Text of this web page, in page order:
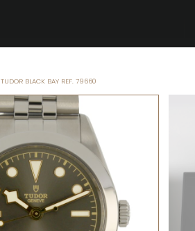
TUDOR BLACK BAY REF. 79660